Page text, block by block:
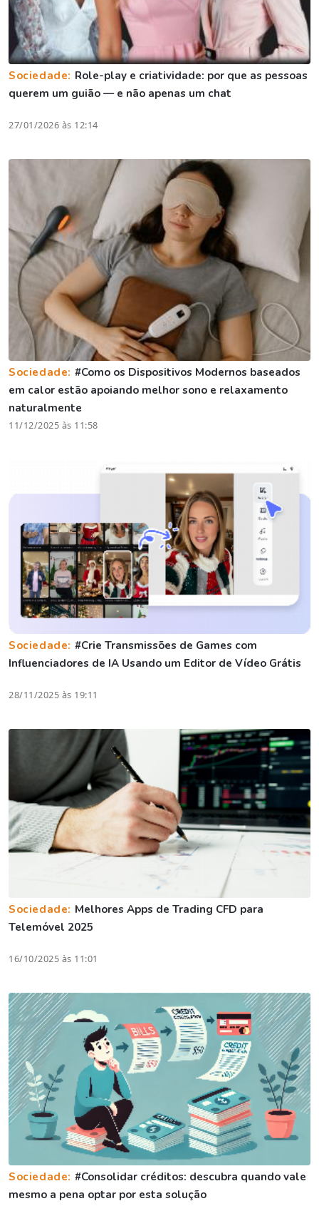
Sociedade: Role-play e criatividade: por que as pessoas
querem um guião — e não apenas um chat
27/01/2026 às 12:14
Sociedade: #Como os Dispositivos Modernos baseados
em calor estão apoiando melhor sono e relaxamento
naturalmente
11/12/2025 às 11:58
Sociedade: #Crie Transmissões de Games com
Influenciadores de IA Usando um Editor de Vídeo Grátis
28/11/2025 às 19:11
Sociedade: Melhores Apps de Trading CFD para
Telemóvel 2025
16/10/2025 às 11:01
Sociedade: #Consolidar créditos: descubra quando vale
mesmo a pena optar por esta solução